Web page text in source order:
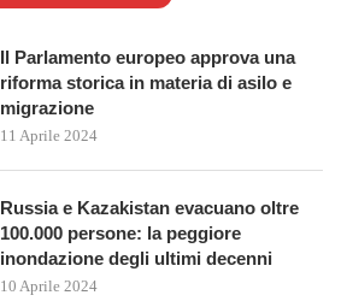
Il Parlamento europeo approva una
riforma storica in materia di asilo e
migrazione
11 Aprile 2024
Russia e Kazakistan evacuano oltre
100.000 persone: la peggiore
inondazione degli ultimi decenni
10 Aprile 2024